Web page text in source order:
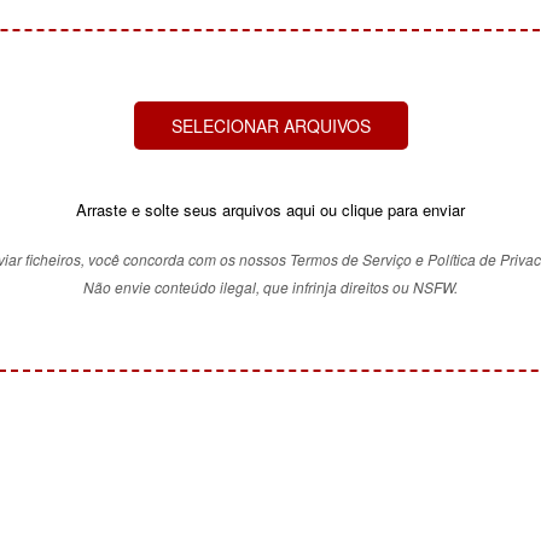
SELECIONAR ARQUIVOS
Arraste e solte seus arquivos aqui ou clique para enviar
ficheiros, você concorda com os nossos Termos de Serviço e Política de
Não envie conteúdo ilegal, que infrinja direitos ou NSFW.